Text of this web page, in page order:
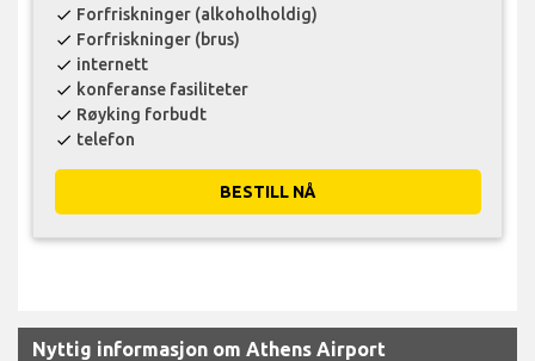
check Forfriskninger (alkoholholdig)
check Forfriskninger (brus)
check internett
check konferanse fasiliteter
check Røyking forbudt
check telefon
BESTILL NÅ
Nyttig informasjon om Athens Airport